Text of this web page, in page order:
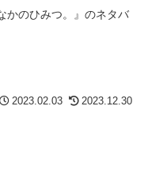
かのひみつ。』のネタバ
2023.02.03 2023.12.30